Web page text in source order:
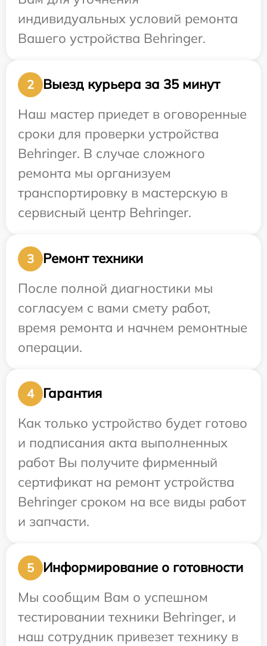
индивидуальных условий ремонта
Вашего устройства Behringer.
2
Выезд курьера за 35 минут
Наш мастер приедет в оговоренные
сроки для проверки устройства
Behringer. В случае сложного
ремонта мы организуем
транспортировку в мастерскую в
сервисный центр Behringer.
3
Ремонт техники
После полной диагностики мы
согласуем с вами смету работ,
время ремонта и начнем ремонтные
операции.
4
Гарантия
Как только устройство будет готово
и подписания акта выполненных
работ Вы получите фирменный
сертификат на ремонт устройства
Behringer сроком на все виды работ
и запчасти.
5
Информирование о готовности
Мы сообщим Вам о успешном
тестировании техники Behringer, и
наш сотрудник привезет технику в